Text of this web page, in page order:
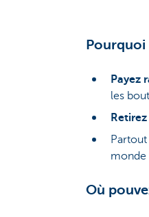
Pourquoi
Payez
les
monde
Où